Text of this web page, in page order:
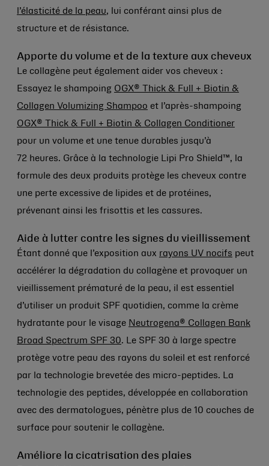
l’élasticité de la peau, lui conférant ainsi plus de
structure et de résistance.
Apporte du volume et de la texture aux cheveux
Le collagène peut également aider vos cheveux :
Essayez le shampoing OGX® Thick & Full + Biotin &
Collagen Volumizing Shampoo et l’après-shampoing
OGX® Thick & Full + Biotin & Collagen Conditioner
pour un volume et une tenue durables jusqu’à
72 heures. Grâce à la technologie Lipi Pro Shield™, la
formule des deux produits protège les cheveux contre
une perte excessive de lipides et de protéines,
prévenant ainsi les frisottis et les cassures.
Aide à lutter contre les signes du vieillissement
Étant donné que l’exposition aux rayons UV nocifs peut
accélérer la dégradation du collagène et provoquer un
vieillissement prématuré de la peau, il est essentiel
d’utiliser un produit SPF quotidien, comme la crème
hydratante pour le visage Neutrogena® Collagen Bank
Broad Spectrum SPF 30. Le SPF 30 à large spectre
protège votre peau des rayons du soleil et est renforcé
par la technologie brevetée des micro-peptides. La
technologie des peptides, développée en collaboration
avec des dermatologues, pénètre plus de 10 couches de
surface pour soutenir le collagène.
Améliore la cicatrisation des plaies